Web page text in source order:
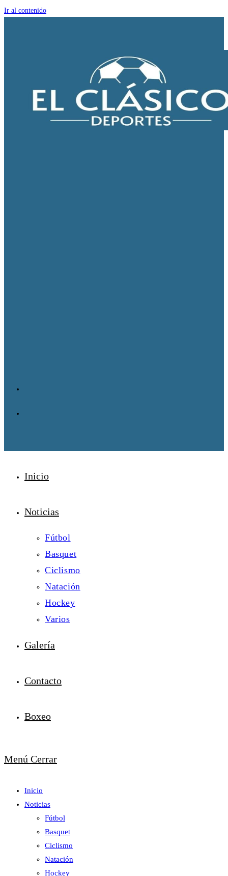
Ir al contenido
Inicio
Noticias
Fútbol
Basquet
Ciclismo
Natación
Hockey
Varios
Galería
Contacto
Boxeo
Menú Cerrar
Inicio
Noticias
Fútbol
Basquet
Ciclismo
Natación
Hockey